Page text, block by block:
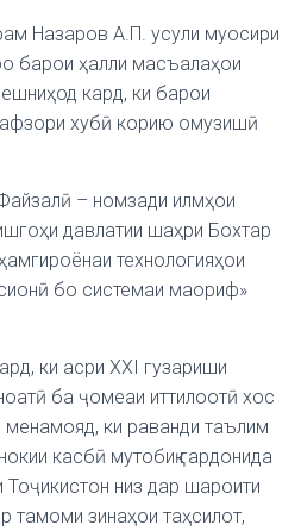
Назаров А.П. усули муосири
барои ҳалли масъалаҳои
кард, ки барои
хубӣ корию омузишӣ
– номзади илмҳои
давлатии шаҳри Бохтар
технологияҳои
бо системаи маориф»
ки асри XXI гузариши
ба ҷомеаи иттилоотӣ хос
менамояд, ки раванди таълим
касбӣ мутобиқ гардонида
низ дар шароити
тамоми зинаҳои таҳсилот,